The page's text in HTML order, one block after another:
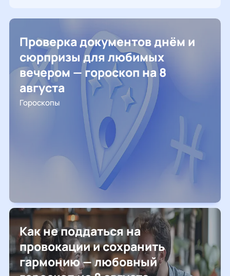
Проверка документов днём и
сюрпризы для любимых
вечером — гороскоп на 8
августа
Гороскопы
Как не поддаться на
провокации и сохранить
гармонию — любовный